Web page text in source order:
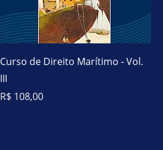
Curso de Direito Marítimo - Vol.
III
Preço
R$ 108,00